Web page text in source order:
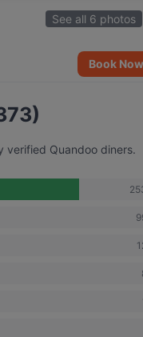
See all 6 photos
Book Now
verified Quandoo diners.